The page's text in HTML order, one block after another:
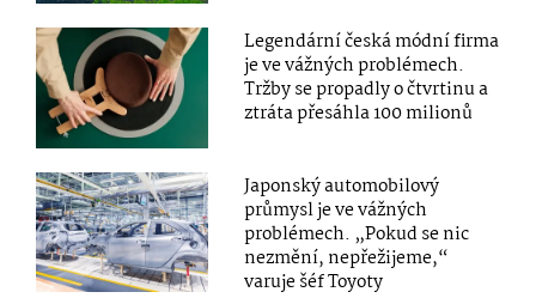
Legendární česká módní firma
je ve vážných problémech.
Tržby se propadly o čtvrtinu a
ztráta přesáhla 100 milionů
Japonský automobilový
průmysl je ve vážných
problémech. „Pokud se nic
nezmění, nepřežijeme,“
varuje šéf Toyoty